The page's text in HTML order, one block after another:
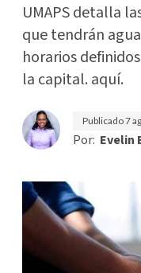
UMAPS detalla
que tendrán
horarios
la capital. aquí.
Publicado7
Por: Evelin